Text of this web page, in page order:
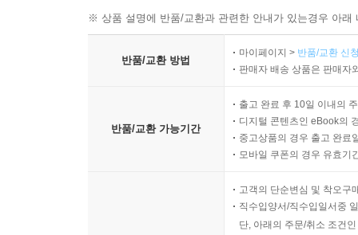
※ 상품 설명에 반품/교환과 관련한 안내가 있는경우 아
반품/교환 방법
마이페이지 > 반품/교환 신
판매자 배송 상품은 판매자
반품/교환 가능기간
출고 완료 후 10일 이내의
디지털 콘텐츠인 eBook의
중고상품의 경우 출고 완료
모바일 쿠폰의 경우 유효기
고객의 단순변심 및 착오구
직수입양서/직수입일서중
단, 아래의 주문/취소 조건